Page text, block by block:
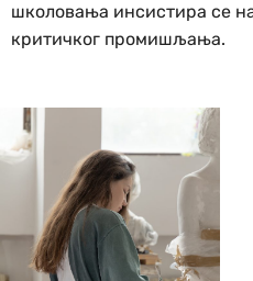
школовања инсистира се
критичког промишљања.